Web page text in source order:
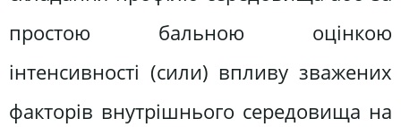
простою бальною оцінкою
інтенсивності (сили) впливу зважених
факторів внутрішнього середовища на